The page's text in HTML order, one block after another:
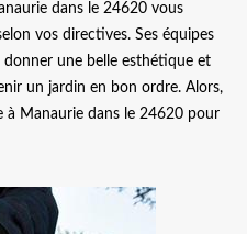
dans le 24620 vous
vos directives. Ses équipes
une belle esthétique et
un jardin en bon ordre. Alors,
à Manaurie dans le 24620 pour